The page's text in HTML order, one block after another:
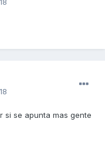
si se apunta mas gente